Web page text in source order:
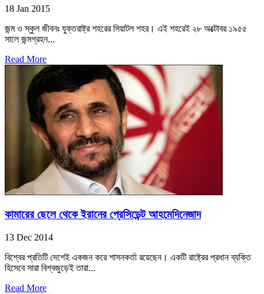
18 Jan 2015
জন্ম ও স্কুল জীবনঃ যুক্তরাষ্ট্র শহরের সিয়াটল শহর। এই শহরেই ২৮ অক্টোবর ১৯৫৫
সালে জন্মগ্রহন...
Read More
কামারের ছেলে থেকে ইরানের প্রেসিডেন্ট আহমেদিনেজাদ
13 Dec 2014
বিশ্বের প্রতিটি দেশেই একজন করে শাসনকর্তা রয়েছেন। একটি রাষ্ট্রের প্রধান ব্যক্তি
হিসেবে সারা বিশ্বজুড়েই তারা...
Read More